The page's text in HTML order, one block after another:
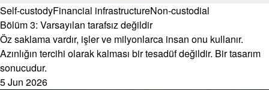
Self-custodyFinancial infrastructureNon-custodial
Bölüm 3: Varsayılan tarafsız değildir
Öz saklama vardır, işler ve milyonlarca insan onu kullanır.
Azınlığın tercihi olarak kalması bir tesadüf değildir. Bir tasarım
sonucudur.
5 Jun 2026